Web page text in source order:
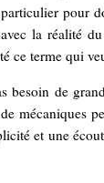
pour
la réalité
ce terme qui
de
mécaniques
et une